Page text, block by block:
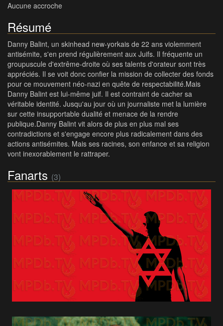
Aucune accroche
Résumé
Danny Balint, un skinhead new-yorkais de 22 ans violemment
antisémite, s'en prend régulièrement aux Juifs. Il fréquente un
groupuscule d'extrême-droite où ses talents d'orateur sont très
appréciés. Il se voit donc confier la mission de collecter des fonds
pour ce mouvement néo-nazi en quête de respectabilité.Mais
Danny Balint est lui-même juif. Il est contraint de cacher sa
véritable identité. Jusqu'au jour où un journaliste met la lumière
sur cette insupportable dualité et menace de la rendre
publique.Danny Balint vit alors de plus en plus mal ses
contradictions et s'engage encore plus radicalement dans des
actions antisémites. Mais ses racines, son enfance et sa religion
vont inexorablement le rattraper.
Fanarts (3)